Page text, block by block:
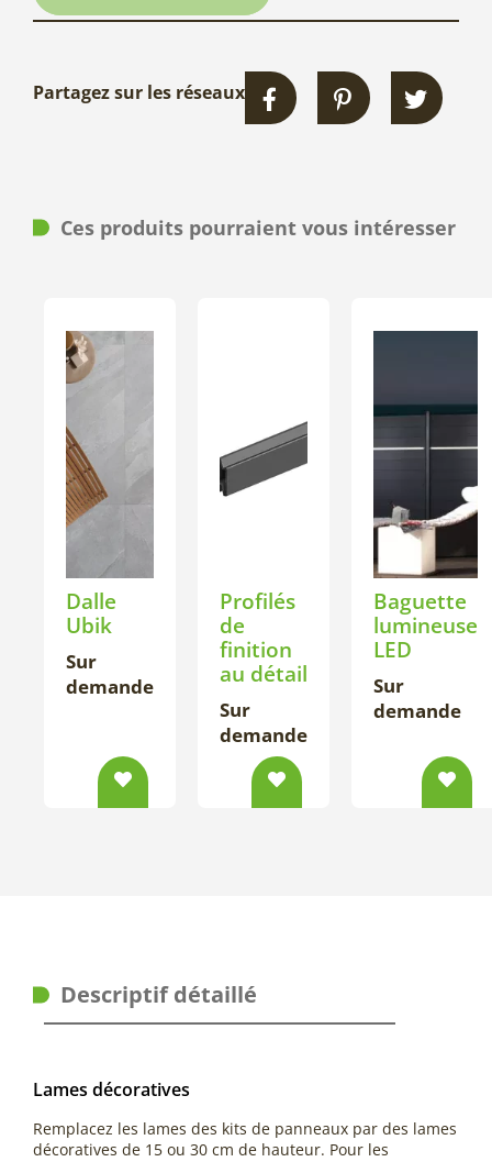
Partagez sur les réseaux
Ces produits pourraient vous intéresser
Dalle
Ubik
Sur
demande
Profilés
de
finition
au détail
Sur
demande
Baguette
lumineuse
LED
Sur
demande
Descriptif détaillé
Lames décoratives
Remplacez les lames des kits de panneaux par des lames
décoratives de 15 ou 30 cm de hauteur. Pour les